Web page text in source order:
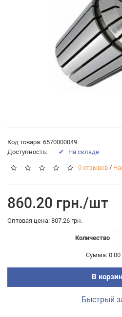
Код товара: 6570000049
Доступность:
✔ На складе
0 отзывов /
860.20 грн./шт
Оптовая цена: 807.26 грн.
Количество
Сумма: 0.00
В
Быстрый